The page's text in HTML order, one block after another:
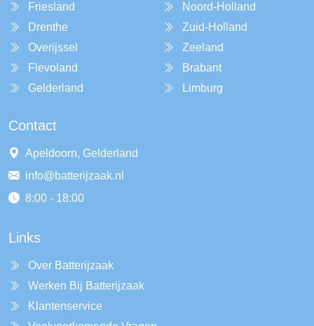
Friesland
Drenthe
Overijssel
Flevoland
Gelderland
Noord-Holland
Zuid-Holland
Zeeland
Brabant
Limburg
Contact
Apeldoorn, Gelderland
info@batterijzaak.nl
8:00 - 18:00
Links
Over Batterijzaak
Werken Bij Batterijzaak
Klantenservice